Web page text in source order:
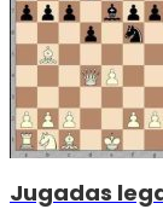
Jugadas